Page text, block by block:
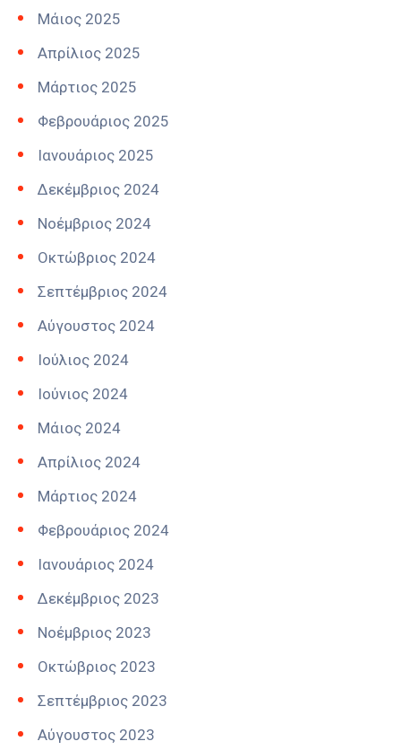
Μάιος 2025
Απρίλιος 2025
Μάρτιος 2025
Φεβρουάριος 2025
Ιανουάριος 2025
Δεκέμβριος 2024
Νοέμβριος 2024
Οκτώβριος 2024
Σεπτέμβριος 2024
Αύγουστος 2024
Ιούλιος 2024
Ιούνιος 2024
Μάιος 2024
Απρίλιος 2024
Μάρτιος 2024
Φεβρουάριος 2024
Ιανουάριος 2024
Δεκέμβριος 2023
Νοέμβριος 2023
Οκτώβριος 2023
Σεπτέμβριος 2023
Αύγουστος 2023